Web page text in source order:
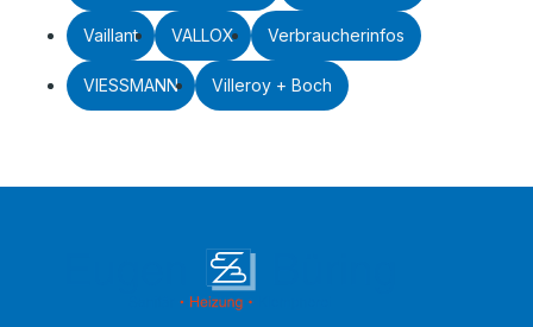
Vaillant VALLOX Verbraucherinfos
VIESSMANN Villeroy + Boch